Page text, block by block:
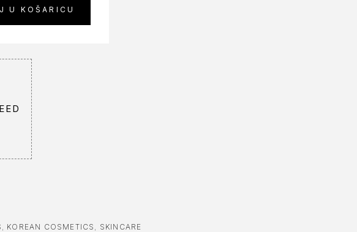
U KOŠARICU
KOREAN COSMETICS SKINCARE